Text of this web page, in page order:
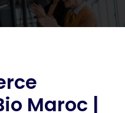
Maroc |